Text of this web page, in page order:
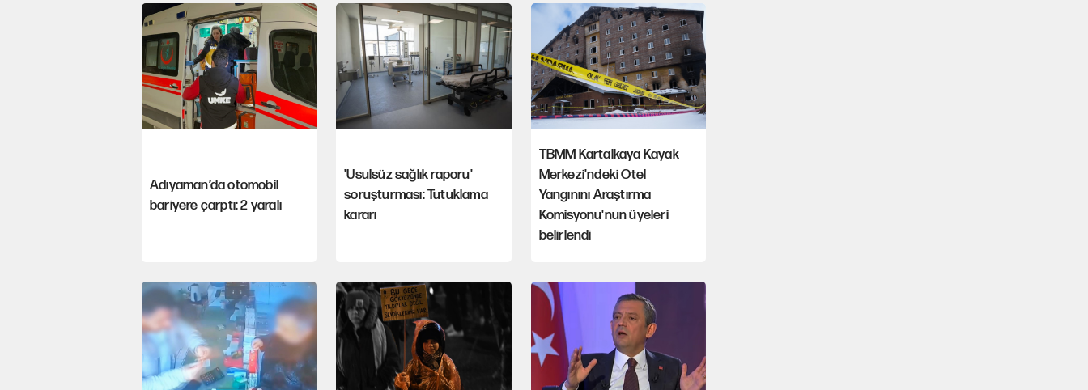
Adıyaman’da otomobil
bariyere çarptı: 2 yaralı
'Usulsüz sağlık raporu'
soruşturması: Tutuklama
kararı
TBMM Kartalkaya Kayak
Merkezi'ndeki Otel
Yangınını Araştırma
Komisyonu'nun üyeleri
belirlendi